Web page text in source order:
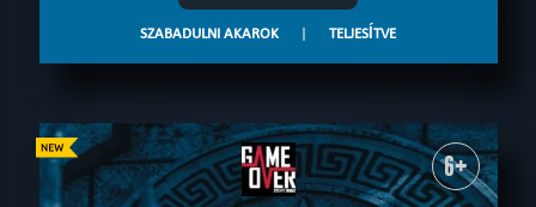
SZABADULNI AKAROK | TELJESÍTVE
6+